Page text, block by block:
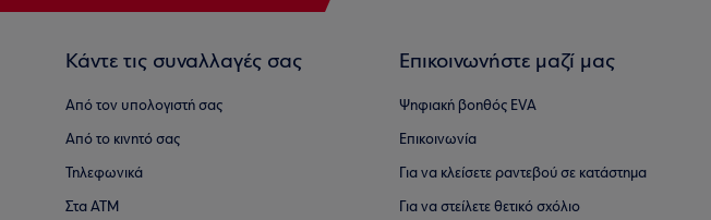
Κάντε τις συναλλαγές σας
Από τον υπολογιστή σας
Από το κινητό σας
Τηλεφωνικά
Στα ΑΤΜ
Επικοινωνήστε μαζί μας
Ψηφιακή βοηθός EVA
Επικοινωνία
Για να κλείσετε ραντεβού σε κατάστημα
Για να στείλετε θετικό σχόλιο